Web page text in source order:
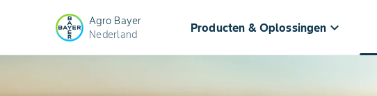
Agro Bayer
Nederland
Producten & Oplossingen keyboard_arrow_down